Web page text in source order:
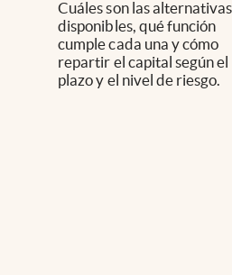
Cuáles son las alternativas
disponibles, qué función
cumple cada una y cómo
repartir el capital según el
plazo y el nivel de riesgo.